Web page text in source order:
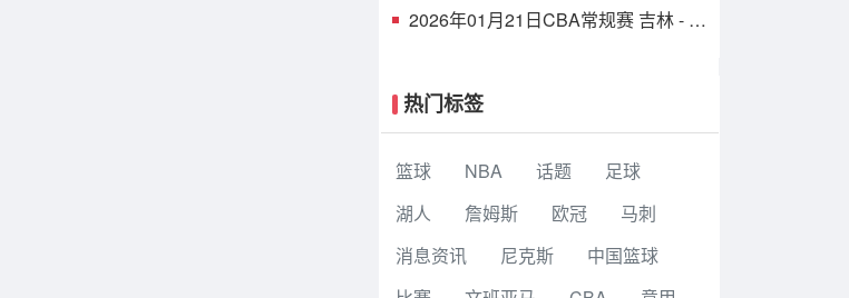
2026年01月21日CBA常规赛 吉林 - 广
热门标签
篮球 NBA 话题
足球
湖人
詹姆斯 欧冠
马刺
消息资讯
尼克斯
中国篮球